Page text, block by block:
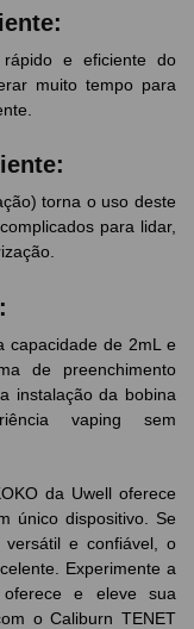
e eficiente do
muito tempo para
torna o uso deste
para lidar,
capacidade de 2mL e
de preenchimento
instalação da bobina
vaping sem
da Uwell oferece
único dispositivo. Se
e confiável, o
Experimente a
e eleve sua
o Caliburn TENET